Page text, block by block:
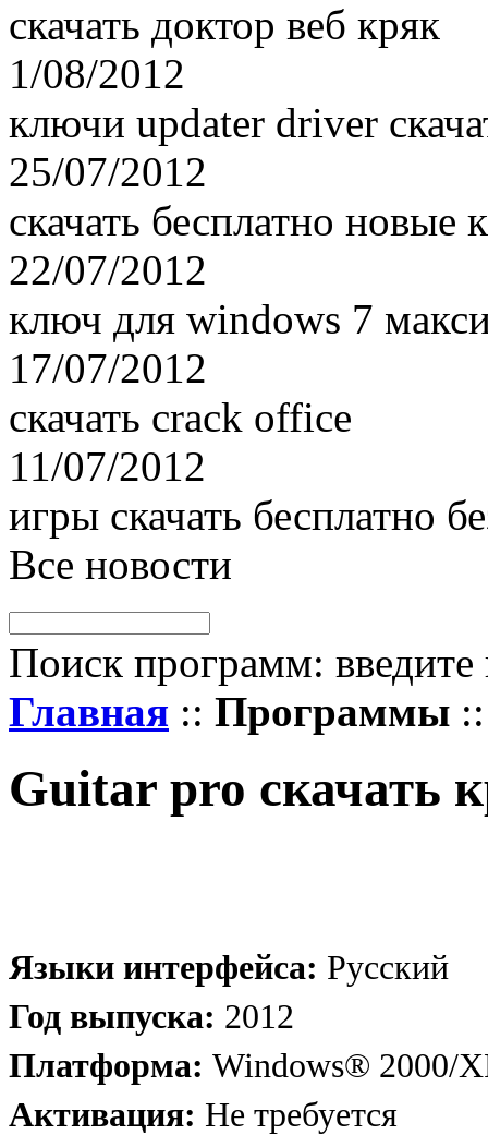
скачать доктор веб кряк
1/08/2012
ключи updater driver
25/07/2012
скачать бесплатно новые
22/07/2012
ключ для windows 7
17/07/2012
скачать crack office
11/07/2012
игры скачать бесплатно
Все новости
Поиск программ: введите
Главная :: Программы
Guitar pro скачать
Языки интерфейса: Русский
Год выпуска: 2012
Платформа: Windows® 2000/
Активация: Не требуется